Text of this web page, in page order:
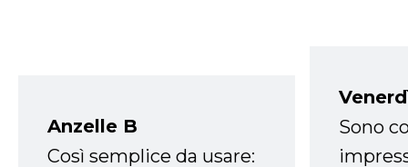
Anzelle B
Così semplice da usare:
Sono